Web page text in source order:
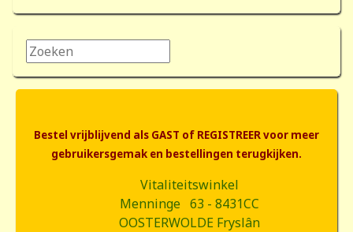
Zoeken...
Bestel vrijblijvend als GAST of REGISTREER voor meer
gebruikersgemak en bestellingen terugkijken.
Vitaliteitswinkel
Menninge 63 - 8431CC
OOSTERWOLDE Fryslân